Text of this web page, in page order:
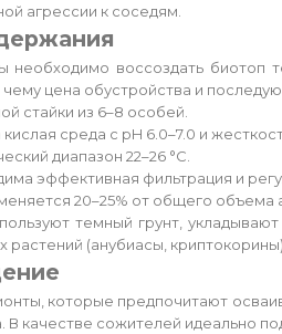
агрессии к соседям.
необходимо воссоздать
чему цена обустройства и
стайки из 6–8 особей.
кислая среда с pH 6.0–7.0 и
диапазон 22–26 °C.
эффективная фильтрация и
20–25% от общего объема
темный грунт,
(анубиасы,
которые предпочитают
В качестве сожителей